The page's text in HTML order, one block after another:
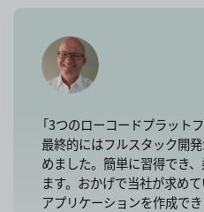
「3つのローコードプラット
最終的にはフルスタック開
めました。簡単に習得でき
ます。おかげで当社が求め
アプリケーションを作成でき